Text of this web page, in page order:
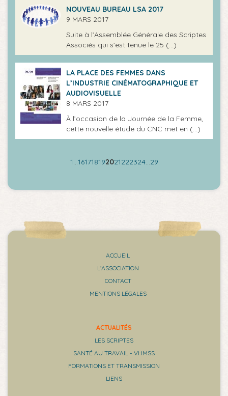
NOUVEAU BUREAU LSA 2017
9 MARS 2017
Suite à l’Assemblée Générale des Scriptes
Associés qui s’est tenue le 25 (…)
LA PLACE DES FEMMES DANS
L’INDUSTRIE CINÉMATOGRAPHIQUE ET
AUDIOVISUELLE
8 MARS 2017
À l’occasion de la Journée de la Femme,
cette nouvelle étude du CNC met en (…)
1…161718192021222324…29
ACCUEIL
L’ASSOCIATION
CONTACT
MENTIONS LÉGALES
ACTUALITÉS
LES SCRIPTES
SANTÉ AU TRAVAIL - VHMSS
FORMATIONS ET TRANSMISSION
LIENS